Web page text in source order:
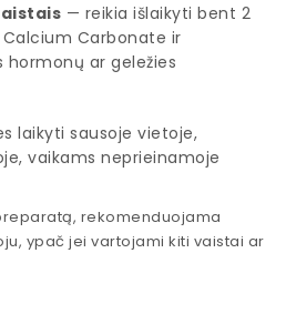
— reikia išlaikyti bent 2
Carbonate ir
hormonų ar geležies
laikyti sausoje vietoje,
vaikams neprieinamoje
rekomenduojama
ypač jei vartojami kiti vaistai ar